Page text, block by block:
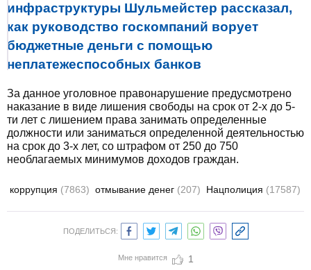
инфраструктуры Шульмейстер рассказал,
как руководство госкомпаний ворует
бюджетные деньги с помощью
неплатежеспособных банков
За данное уголовное правонарушение предусмотрено
наказание в виде лишения свободы на срок от 2-х до 5-
ти лет с лишением права занимать определенные
должности или заниматься определенной деятельностью
на срок до 3-х лет, со штрафом от 250 до 750
необлагаемых минимумов доходов граждан.
коррупция (7863) отмывание денег (207) Нацполиция (17587)
ПОДЕЛИТЬСЯ:
Мне нравится 1